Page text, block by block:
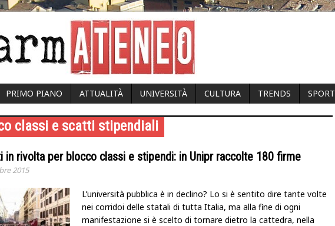
PRIMO PIANO ATTUALITÀ UNIVERSITÀ CULTURA TRENDS SPORT
classi e scatti stipendiali
in rivolta per blocco classi e stipendi: in Unipr raccolte 180 firme
2015
L’università pubblica è in declino? Lo si è sentito dire tante volte
nei corridoi delle statali di tutta Italia, ma alla fine di ogni
manifestazione si è scelto di tornare dietro la cattedra, nella